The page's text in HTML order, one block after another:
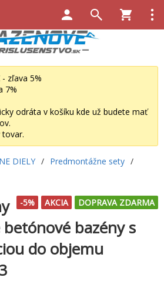
zľava 5%
7%
odráta v košíku kde už budete mať
tovar.
DIELY / Predmontážne sety /
DOPRAVA ZDARMA
AKCIA
-5%
bazény s
do objemu